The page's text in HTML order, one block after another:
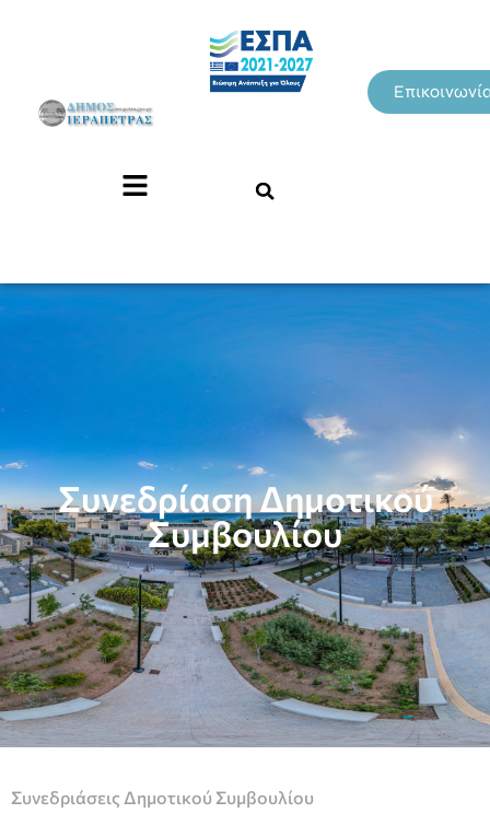
Συνεδρίαση Δημοτικού
Συμβουλίου
Συνεδριάσεις Δημοτικού Συμβουλίου